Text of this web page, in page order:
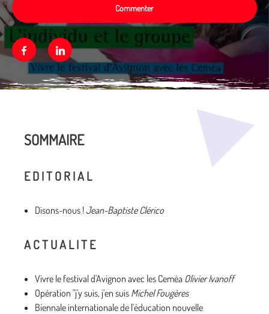
Commenter
FacebookLinkedin
SOMMAIRE
E D I T O R I A L
Disons-nous ! Jean-Baptiste Clérico
A C T U A L I T E
Vivre le festival d'Avignon avec les Ceméa Olivier Ivanoff
Opération "j'y suis, j'en suis Michel Fougères
Biennale internationale de l'éducation nouvelle